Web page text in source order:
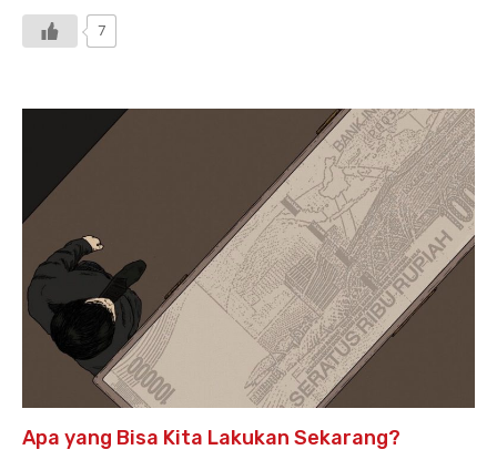
7
Apa yang Bisa Kita Lakukan Sekarang?